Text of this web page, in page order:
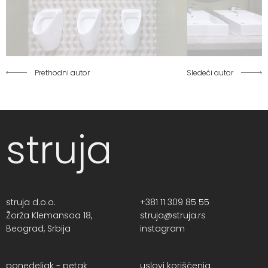
Prethodni autor Sledeći autor
struja
struja d.o.o.
Žorža Klemansoa 18,
Beograd, Srbija
+381 11 309 85 55
struja@struja.rs
instagram
ponedeljak - petak uslovi korišćenja